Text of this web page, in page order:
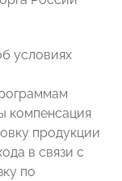
условиях
компенсация
продукции
в связи с
по